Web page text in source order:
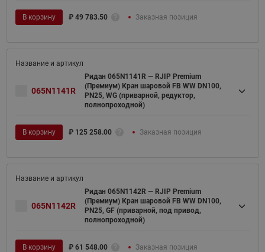
В корзину ₽ 49 783.50 Заказная позиция
065N1141R
Ридан 065N1141R — RJIP Premium
(Премиум) Кран шаровой FB WW DN100,
PN25, WG (приварной, редуктор,
полнопроходной)
В корзину ₽ 125 258.00 Заказная позиция
065N1142R
Ридан 065N1142R — RJIP Premium
(Премиум) Кран шаровой FB WW DN100,
PN25, GF (приварной, под привод,
полнопроходной)
В корзину ₽ 61 548.00 Заказная позиция